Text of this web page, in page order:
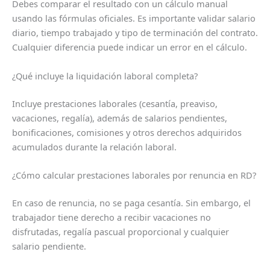
Debes comparar el resultado con un cálculo manual
usando las fórmulas oficiales. Es importante validar salario
diario, tiempo trabajado y tipo de terminación del contrato.
Cualquier diferencia puede indicar un error en el cálculo.
¿Qué incluye la liquidación laboral completa?
Incluye prestaciones laborales (cesantía, preaviso,
vacaciones, regalía), además de salarios pendientes,
bonificaciones, comisiones y otros derechos adquiridos
acumulados durante la relación laboral.
¿Cómo calcular prestaciones laborales por renuncia en RD?
En caso de renuncia, no se paga cesantía. Sin embargo, el
trabajador tiene derecho a recibir vacaciones no
disfrutadas, regalía pascual proporcional y cualquier
salario pendiente.